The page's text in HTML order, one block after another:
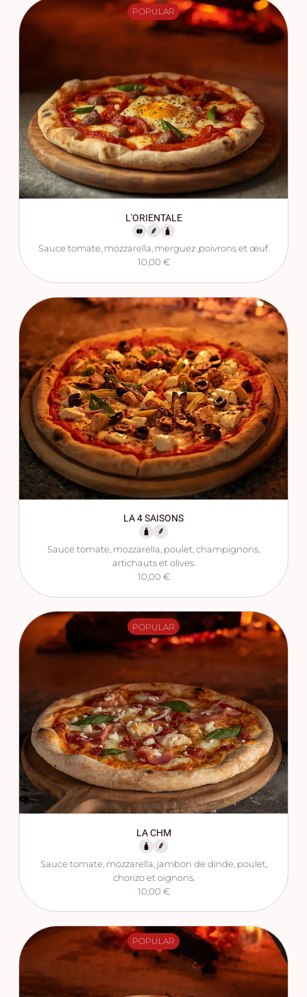
POPULAR
L'ORIENTALE
Sauce tomate, mozzarella, merguez ,poivrons et œuf.
10,00 €
LA 4 SAISONS
Sauce tomate, mozzarella, poulet, champignons,
artichauts et olives.
10,00 €
POPULAR
LA CHM
Sauce tomate, mozzarella, jambon de dinde, poulet,
chorizo et oignons.
10,00 €
POPULAR